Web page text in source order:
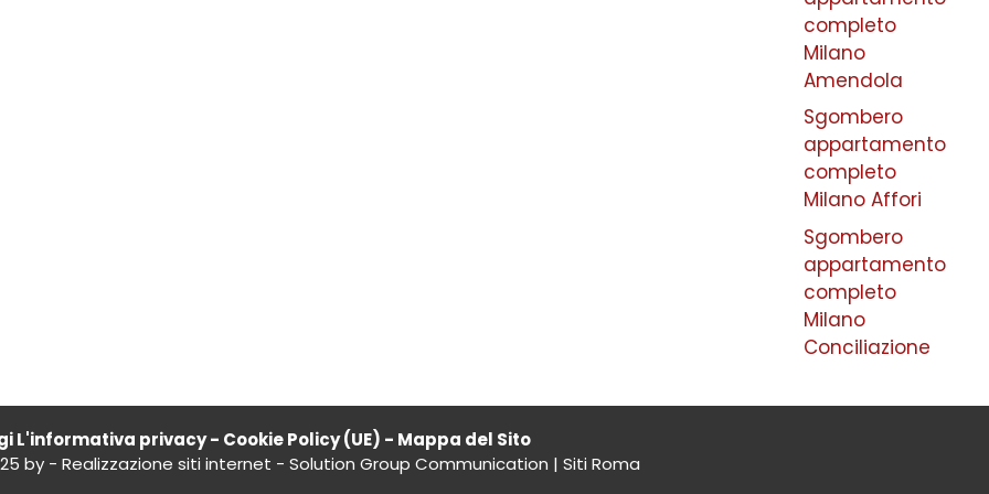
completo
Milano
Amendola
Sgombero
appartamento
completo
Milano Affori
Sgombero
appartamento
completo
Milano
Conciliazione
L'informativa privacy- Cookie Policy (UE) - Mappa del Sito
by - Realizzazione siti internet - Solution Group Communication | Siti Roma